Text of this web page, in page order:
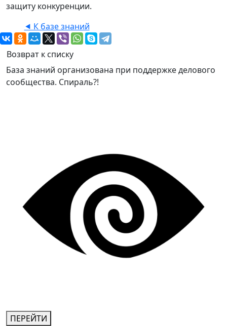
защиту конкуренции.
⯇ К базе знаний
Возврат к списку
База знаний организована при поддержке делового
сообщества. Спираль?!
ПЕРЕЙТИ